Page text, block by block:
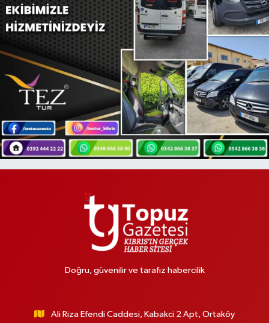
Doğru, güvenilir ve tarafız habercilik
Ali Riza Efendi Caddesi, Kabakci 2 Apt, Ortaköy